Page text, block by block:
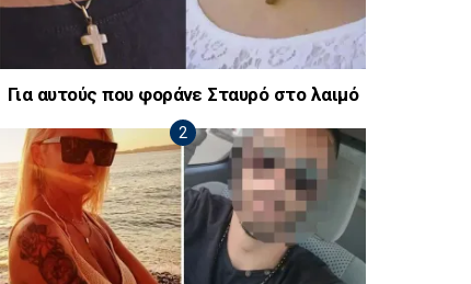
Για αυτούς που φοράνε Σταυρό στο λαιμό